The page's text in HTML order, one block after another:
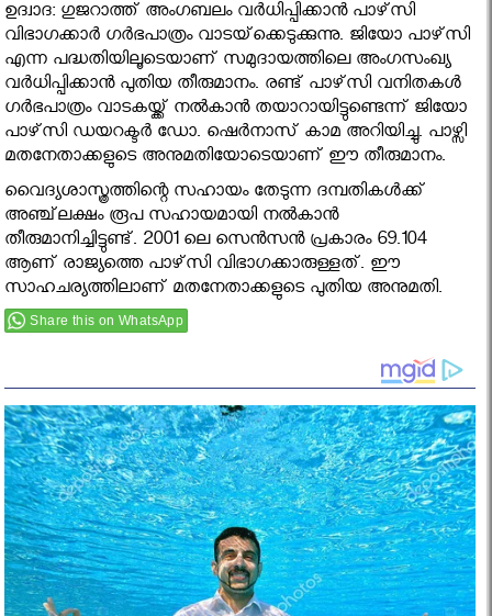
ഉദ്വാദ: ഗുജറാത്ത് അംഗബലം വര്‍ധിപ്പിക്കാന്‍ പാഴ്‌സി
വിഭാഗക്കാര്‍ ഗര്‍ഭപാത്രം വാടയ്‌ക്കെടുക്കുന്നു. ജിയോ പാഴ്‌സി
എന്ന പദ്ധതിയിലൂടെയാണ് സമുദായത്തിലെ അംഗസംഖ്യ
വര്‍ധിപ്പിക്കാന്‍ പുതിയ തീരുമാനം. രണ്ട് പാഴ്‌സി വനിതകള്‍
ഗര്‍ഭപാത്രം വാടകയ്ക്ക് നല്‍കാന്‍ തയാറായിട്ടുണ്ടെന്ന് ജിയോ
പാഴ്‌സി ഡയറക്ടര്‍ ഡോ. ഷെര്‍നാസ് കാമ അറിയിച്ചു. പാഴ്സി
മതനേതാക്കളുടെ അനുമതിയോടെയാണ് ഈ തീരുമാനം.
വൈദ്യശാസ്ത്രത്തിന്റെ സഹായം തേടുന്ന ദമ്പതികള്‍ക്ക്
അഞ്ച്‌ലക്ഷം രൂപ സഹായമായി നല്‍കാന്‍
തീരുമാനിച്ചിട്ടുണ്ട്. 2001 ലെ സെന്‍സന്‍ പ്രകാരം 69.104
ആണ് രാജ്യത്തെ പാഴ്‌സി വിഭാഗക്കാരുള്ളത്. ഈ
സാഹചര്യത്തിലാണ് മതനേതാക്കളുടെ പുതിയ അനുമതി.
Share this on WhatsApp